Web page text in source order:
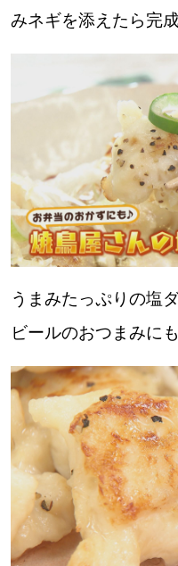
みネギを添えたら完成
うまみたっぷりの塩
ビールのおつまみに